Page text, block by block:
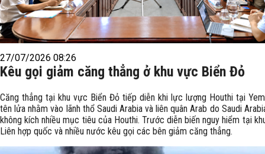
27/07/2026 08:26
Kêu gọi giảm căng thẳng ở khu vực Biển Đỏ
Căng thẳng tại khu vực Biển Đỏ tiếp diễn khi lực lượng Houthi tại
tên lửa nhằm vào lãnh thổ Saudi Arabia và liên quân Arab do Saudi
không kích nhiều mục tiêu của Houthi. Trước diễn biến nguy hiểm tại
Liên hợp quốc và nhiều nước kêu gọi các bên giảm căng thẳng.